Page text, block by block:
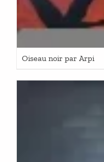
Oiseau noir par Arpi